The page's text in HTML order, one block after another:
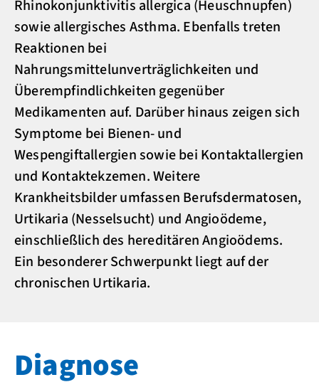
Rhinokonjunktivitis allergica (Heuschnupfen)
sowie allergisches Asthma. Ebenfalls treten
Reaktionen bei
Nahrungsmittelunverträglichkeiten und
Überempfindlichkeiten gegenüber
Medikamenten auf. Darüber hinaus zeigen sich
Symptome bei Bienen- und
Wespengiftallergien sowie bei Kontaktallergien
und Kontaktekzemen. Weitere
Krankheitsbilder umfassen Berufsdermatosen,
Urtikaria (Nesselsucht) und Angioödeme,
einschließlich des hereditären Angioödems.
Ein besonderer Schwerpunkt liegt auf der
chronischen Urtikaria.
Diagnose